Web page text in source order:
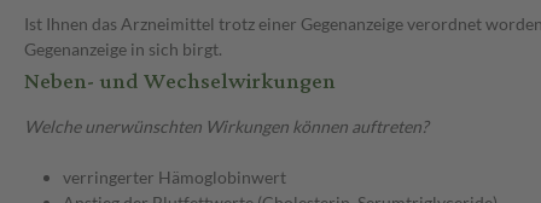
Ist Ihnen das Arzneimittel trotz einer Gegenanzeige verordnet
Gegenanzeige in sich birgt.
Neben- und Wechselwirkungen
Welche unerwünschten Wirkungen können auftreten?
verringerter Hämoglobinwert